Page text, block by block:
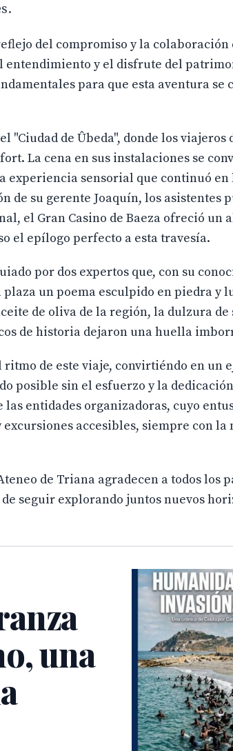
del compromiso y la colaboración
y el disfrute del
para que esta aventura
"Ciudad de Ûbeda", donde los
La cena en sus instalaciones se
sensorial que continuó en
de su gerente Joaquín, los asistentes
el Gran Casino de Baeza ofreció un
el epílogo perfecto a esta travesía.
por dos expertos que, con su
un poema esculpido en piedra y
de oliva de la región, la dulzura
de historia dejaron una huella
de este viaje, convirtiéndo en un
posible sin el esfuerzo y la
las entidades organizadoras, cuyo
accesibles, siempre con
de Triana agradecen a todos los
seguir explorando juntos nuevos
una